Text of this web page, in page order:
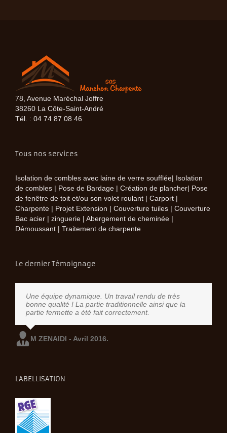
78, Avenue Maréchal Joffre
38260 La Côte-Saint-André
Tél. : 04 74 87 08 46
Tous nos services
Isolation de combles avec laine de verre soufflée| Isolation
de combles | Pose de Bardage | Création de plancher| Pose
de fenêtre de toit et/ou son volet roulant | Carport |
Charpente | Projet Extension | Couverture tuiles | Couverture
Bac acier | zinguerie | Abergement de cheminée |
Démoussant | Traitement de charpente
Le dernier Témoignage
Une équipe dynamique. Un travail rendu de très
bonne qualité ! La partie traditionnelle ainsi que la
partie fermette a été fait correctement.
M ZENAIDI - Avril 2016.
LABELLISATION